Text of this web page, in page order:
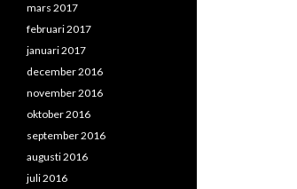
mars 2017
februari 2017
januari 2017
december 2016
november 2016
oktober 2016
september 2016
augusti 2016
juli 2016